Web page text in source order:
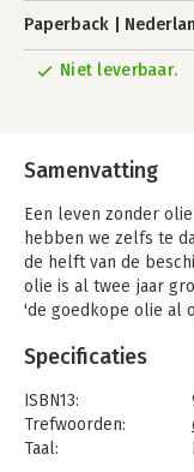
Paperback
Niet leverbaar.
Samenvatting
Een leven zonder
hebben we zelfs te
de helft van de
olie is al twee jaar
'de goedkope olie al
'De permanente
olieprijs ver boven
Vanaf nu wordt olie
duurder doordat de
jaren haar top gaat
Specificaties
ISBN13:
Trefwoorden:
Taal: